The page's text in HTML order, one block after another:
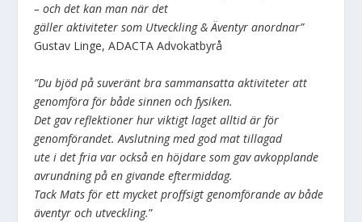
– och det kan man när det
gäller aktiviteter som Utveckling & Äventyr anordnar”
Gustav Linge, ADACTA Advokatbyrå
”Du bjöd på suveränt bra sammansatta aktiviteter att
genomföra för både sinnen och fysiken.
Det gav reflektioner hur viktigt laget alltid är för
genomförandet. Avslutning med god mat tillagad
ute i det fria var också en höjdare som gav avkopplande
avrundning på en givande eftermiddag.
Tack Mats för ett mycket proffsigt genomförande av både
äventyr och utveckling.”